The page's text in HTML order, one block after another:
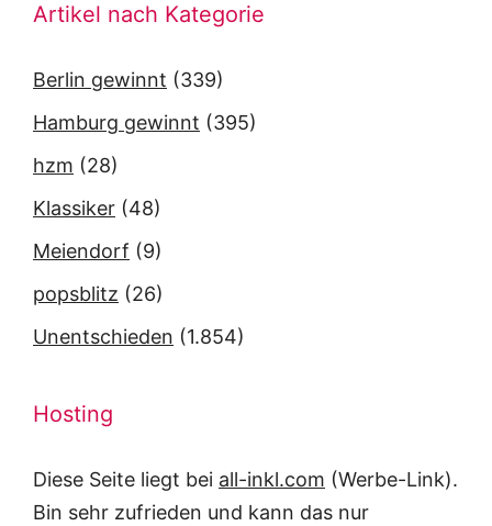
Artikel nach Kategorie
Berlin gewinnt (339)
Hamburg gewinnt (395)
hzm (28)
Klassiker (48)
Meiendorf (9)
popsblitz (26)
Unentschieden (1.854)
Hosting
Diese Seite liegt bei all-inkl.com (Werbe-Link).
Bin sehr zufrieden und kann das nur